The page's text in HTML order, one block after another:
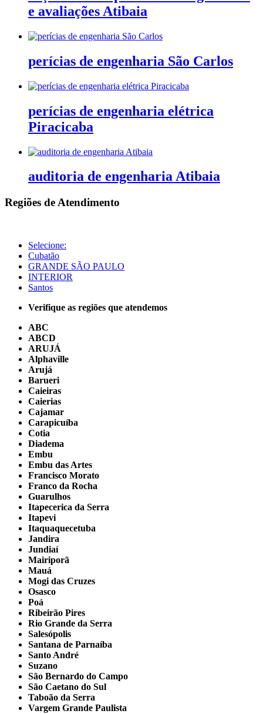
e avaliações Atibaia
perícias de engenharia São Carlos
perícias de engenharia elétrica
Piracicaba
auditoria de engenharia Atibaia
Regiões de Atendimento
Selecione:
Cubatão
GRANDE SÃO PAULO
INTERIOR
Santos
Verifique as regiões que atendemos
ABC
ABCD
ARUJÁ
Alphaville
Arujá
Barueri
Caieiras
Caierias
Cajamar
Carapicuíba
Cotia
Diadema
Embu
Embu das Artes
Francisco Morato
Franco da Rocha
Guarulhos
Itapecerica da Serra
Itapevi
Itaquaquecetuba
Jandira
Jundiaí
Mairiporã
Mauá
Mogi das Cruzes
Osasco
Poá
Ribeirão Pires
Rio Grande da Serra
Salesópolis
Santana de Parnaíba
Santo André
Suzano
São Bernardo do Campo
São Caetano do Sul
Taboão da Serra
Vargem Grande Paulista